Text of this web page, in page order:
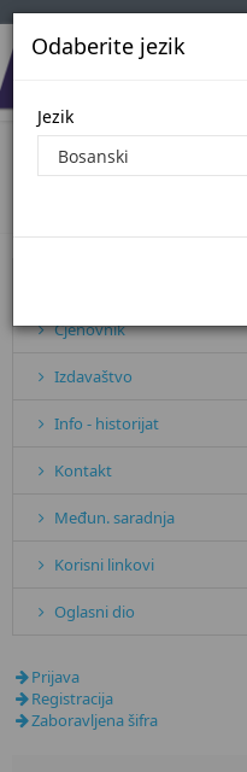
Odaberite jezik
Jezik
Naslovna stranica
Cjenovnik
Izdavaštvo
Info - historijat
Kontakt
Međun. saradnja
Korisni linkovi
Oglasni dio
Prijava
Registracija
Zaboravljena šifra